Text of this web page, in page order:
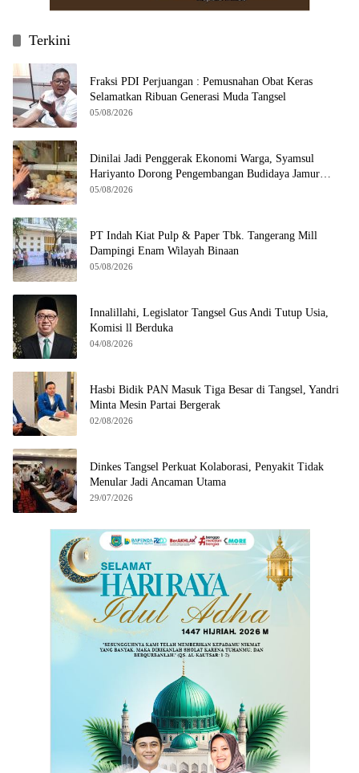
Terkini
Fraksi PDI Perjuangan : Pemusnahan Obat Keras
Selamatkan Ribuan Generasi Muda Tangsel
05/08/2026
Dinilai Jadi Penggerak Ekonomi Warga, Syamsul
Hariyanto Dorong Pengembangan Budidaya Jamur
Crispy di Serpong
05/08/2026
PT Indah Kiat Pulp & Paper Tbk. Tangerang Mill
Dampingi Enam Wilayah Binaan
05/08/2026
Innalillahi, Legislator Tangsel Gus Andi Tutup Usia,
Komisi ll Berduka
04/08/2026
Hasbi Bidik PAN Masuk Tiga Besar di Tangsel, Yandri
Minta Mesin Partai Bergerak
02/08/2026
Dinkes Tangsel Perkuat Kolaborasi, Penyakit Tidak
Menular Jadi Ancaman Utama
29/07/2026